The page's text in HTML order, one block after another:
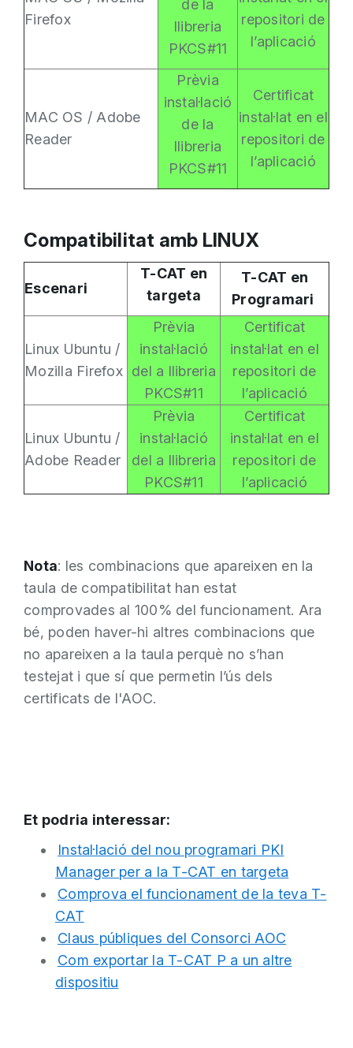
Firefox
de la
llibreria
PKCS#11
repositori de
l’aplicació
MAC OS / Adobe
Reader
Prèvia
instal·lació
de la
llibreria
PKCS#11
Certificat
instal·lat en el
repositori de
l’aplicació
Compatibilitat amb LINUX
Escenari
T-CAT en
targeta
T-CAT en
Programari
Linux Ubuntu /
Mozilla Firefox
Prèvia
instal·lació
del a llibreria
PKCS#11
Certificat
instal·lat en el
repositori de
l’aplicació
Linux Ubuntu /
Adobe Reader
Prèvia
instal·lació
del a llibreria
PKCS#11
Certificat
instal·lat en el
repositori de
l’aplicació
Nota: les combinacions que apareixen en la
taula de compatibilitat han estat
comprovades al 100% del funcionament. Ara
bé, poden haver-hi altres combinacions que
no apareixen a la taula perquè no s’han
testejat i que sí que permetin l’ús dels
certificats de l'AOC.
Et podria interessar:
Instal·lació del nou programari PKI
Manager per a la T-CAT en targeta
Comprova el funcionament de la teva T-
CAT
Claus públiques del Consorci AOC
Com exportar la T-CAT P a un altre
dispositiu